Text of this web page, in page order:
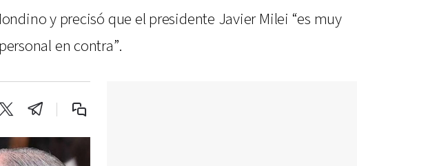
y precisó que el presidente Javier Milei “es muy
en contra”.